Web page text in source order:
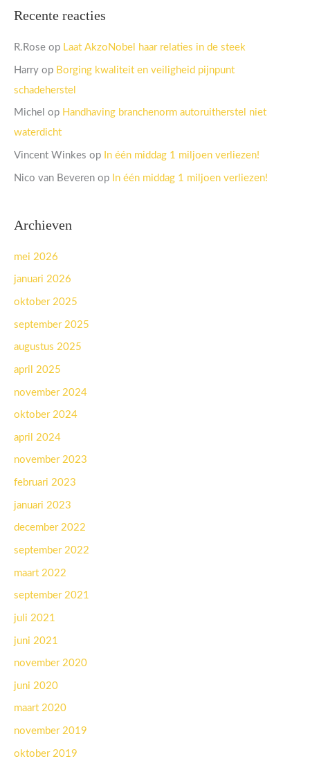
Recente reacties
R.Rose op Laat AkzoNobel haar relaties in de steek
Harry op Borging kwaliteit en veiligheid pijnpunt
schadeherstel
Michel op Handhaving branchenorm autoruitherstel niet
waterdicht
Vincent Winkes op In één middag 1 miljoen verliezen!
Nico van Beveren op In één middag 1 miljoen verliezen!
Archieven
mei 2026
januari 2026
oktober 2025
september 2025
augustus 2025
april 2025
november 2024
oktober 2024
april 2024
november 2023
februari 2023
januari 2023
december 2022
september 2022
maart 2022
september 2021
juli 2021
juni 2021
november 2020
juni 2020
maart 2020
november 2019
oktober 2019